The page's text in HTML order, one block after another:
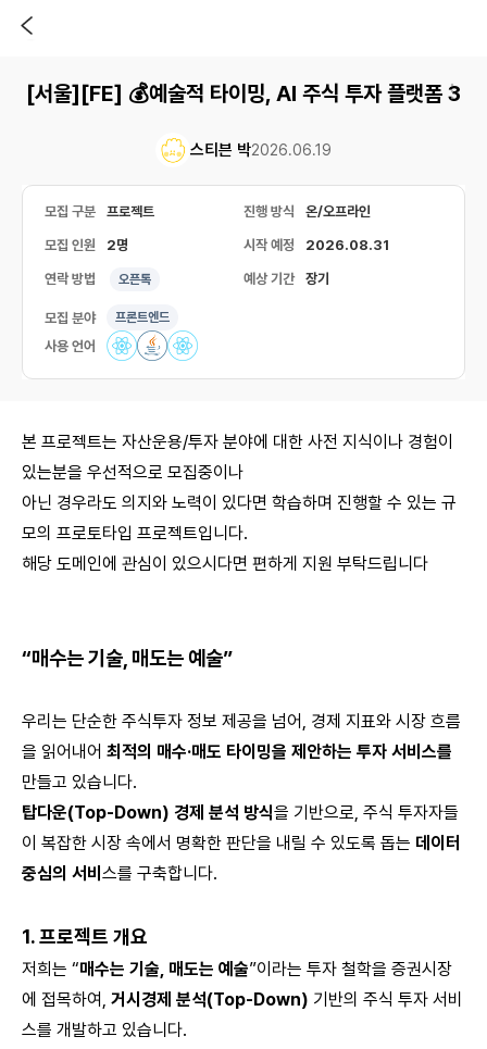
[서울][FE] 💰예술적 타이밍, AI 주식 투자 플랫폼 3
스티븐 박2026.06.19
모집 구분 프로젝트 진행 방식 온/오프라인
모집 인원 2명 시작 예정 2026.08.31
연락 방법 오픈톡 예상 기간 장기
모집 분야 프론트엔드
사용 언어
본 프로젝트는 자산운용/투자 분야에 대한 사전 지식이나 경험이
있는분을 우선적으로 모집중이나
아닌 경우라도 의지와 노력이 있다면 학습하며 진행할 수 있는 규
모의 프로토타입 프로젝트입니다.
해당 도메인에 관심이 있으시다면 편하게 지원 부탁드립니다
“매수는 기술, 매도는 예술”
우리는 단순한 주식투자 정보 제공을 넘어, 경제 지표와 시장 흐름
을 읽어내어 최적의 매수·매도 타이밍을 제안하는 투자 서비스를
만들고 있습니다.
탑다운(Top-Down) 경제 분석 방식을 기반으로, 주식 투자자들
이 복잡한 시장 속에서 명확한 판단을 내릴 수 있도록 돕는 데이터
중심의 서비 스를 구축합니다.
1. 프로젝트 개요
저희는 “매수는 기술, 매도는 예술”이라는 투자 철학을 증권시장
에 접목하여, 거시경제 분석(Top-Down) 기반의 주식 투자 서비
스를 개발하고 있습니다.